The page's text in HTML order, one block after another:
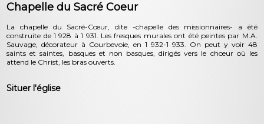
Chapelle du Sacré Coeur
La chapelle du Sacré-Cœur, dite -chapelle des missionnaires- a été
construite de 1 928 à 1 931. Les fresques murales ont été peintes par M.A.
Sauvage, décorateur à Courbevoie, en 1 932-1 933. On peut y voir 48
saints et saintes, basques et non basques, dirigés vers le chœur où les
attend le Christ, les bras ouverts.
Situer l'église